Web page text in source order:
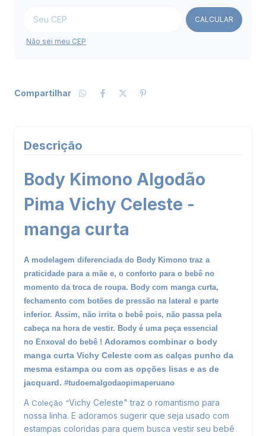
Alterar CEP
CALCULAR
Não sei meu CEP
Compartilhar
Descrição
Body Kimono Algodão
Pima Vichy Celeste -
manga curta
A modelagem diferenciada do Body Kimono traz a
praticidade para a mãe e, o conforto para o bebê no
momento da troca de roupa. Body com manga curta,
fechamento com botões de pressão na lateral e parte
inferior. Assim, não irrita o bebê pois, não passa pela
cabeça na hora de vestir. Body é uma peça essencial
no Enxoval do bebê ! Adoramos combinar o body
manga curta Vichy Celeste com as calças punho da
mesma estampa ou com as opções lisas e as de
jacquard. #tudoemalgodaopimaperuano
A Coleção "Vichy Celeste" traz o romantismo para
nossa linha. E adoramos sugerir que seja usado com
estampas coloridas para quem busca vestir seu bebê